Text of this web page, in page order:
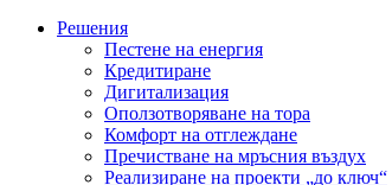
Решения
Пестене на енергия
Кредитиране
Дигитализация
Оползотворяване на тора
Комфорт на отглеждане
Пречистване на мръсния въздух
Реализиране на проекти „до ключ“